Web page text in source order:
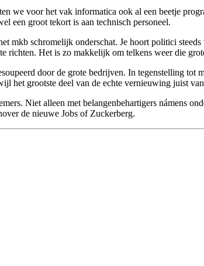
we voor het vak informatica ook al een beetje
een groot tekort is aan technisch personeel.
mkb schromelijk onderschat. Je hoort politici
richten. Het is zo makkelijk om telkens weer die
door de grote bedrijven. In tegenstelling tot
het grootste deel van de echte vernieuwing juist
Niet alleen met belangenbehartigers námens
de nieuwe Jobs of Zuckerberg.